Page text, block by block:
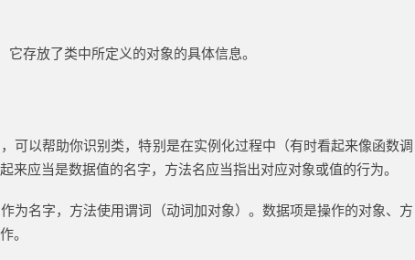
存放了类中所定义的对象的具体信息。
可以帮助你识别类，特别是在实例化过程中（有时看起来像函数调
来应当是数据值的名字，方法名应当指出对应对象或值的行为。
为名字，方法使用谓词（动词加对象）。数据项是操作的对象、方
。